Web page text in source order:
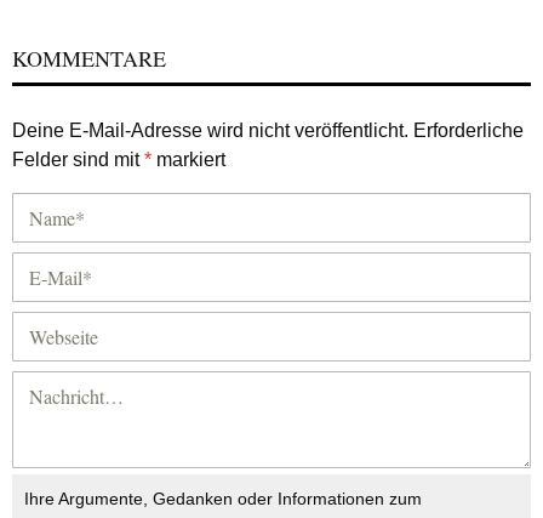
KOMMENTARE
Deine E-Mail-Adresse wird nicht veröffentlicht. Erforderliche
Felder sind mit* markiert
Ihre Argumente, Gedanken oder Informationen zum